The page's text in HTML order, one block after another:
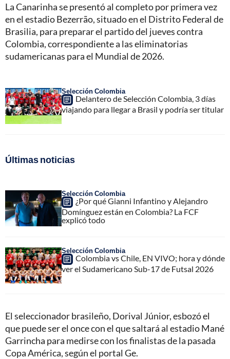
La Canarinha se presentó al completo por primera vez
en el estadio Bezerrão, situado en el Distrito Federal de
Brasilia, para preparar el partido del jueves contra
Colombia, correspondiente a las eliminatorias
sudamericanas para el Mundial de 2026.
Selección Colombia
Delantero de Selección Colombia, 3 días
viajando para llegar a Brasil y podría ser titular
Últimas noticias
Selección Colombia
¿Por qué Gianni Infantino y Alejandro
Domínguez están en Colombia? La FCF
explicó todo
Selección Colombia
Colombia vs Chile, EN VIVO; hora y dónde
ver el Sudamericano Sub-17 de Futsal 2026
El seleccionador brasileño, Dorival Júnior, esbozó el
que puede ser el once con el que saltará al estadio Mané
Garrincha para medirse con los finalistas de la pasada
Copa América, según el portal Ge.